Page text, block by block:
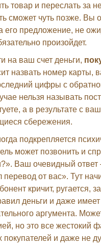
товар и переслать за
сможет чуть позже. Вы
его предложение, не
произойдет.
на ваш счет деньги,
назвать номер карты,
цифры с
нельзя называть
а в результате с
сбережения.
подкрепляется
может позвонить и
Ваш очевидный ответ
перевод от вас». Тут
кричит, ругается,
деньги и даже имеет
аргумента.
но это все жестокий
покупателей и даже не